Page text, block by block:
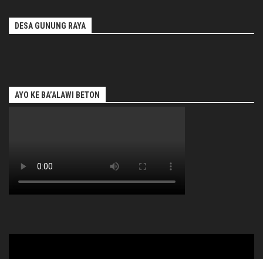
DESA GUNUNG RAYA
AYO KE BA’ALAWI BETON